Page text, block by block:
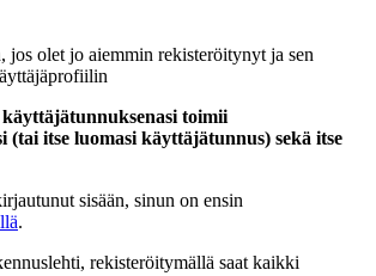
jos olet jo aiemmin rekisteröitynyt ja sen
toimii
(tai itse luomasi käyttäjätunnus) sekä itse
sisään, sinun on ensin
.
rekisteröitymällä saat kaikki